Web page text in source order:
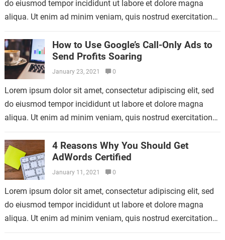
do eiusmod tempor incididunt ut labore et dolore magna
aliqua. Ut enim ad minim veniam, quis nostrud exercitation
How to Use Google’s Call-Only Ads to
Send Profits Soaring
January 23, 2021 0
Lorem ipsum dolor sit amet, consectetur adipiscing elit, sed
do eiusmod tempor incididunt ut labore et dolore magna
aliqua. Ut enim ad minim veniam, quis nostrud exercitation
4 Reasons Why You Should Get
AdWords Certified
January 11, 2021 0
Lorem ipsum dolor sit amet, consectetur adipiscing elit, sed
do eiusmod tempor incididunt ut labore et dolore magna
aliqua. Ut enim ad minim veniam, quis nostrud exercitation